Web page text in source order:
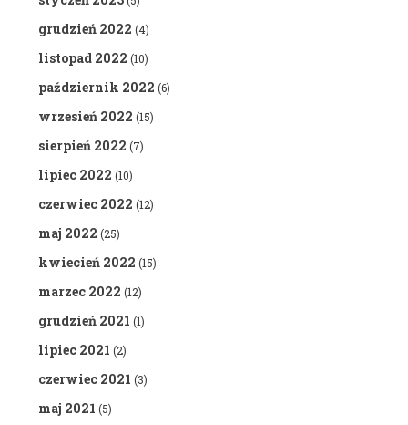
grudzień 2022 (4)
listopad 2022 (10)
październik 2022 (6)
wrzesień 2022 (15)
sierpień 2022 (7)
lipiec 2022 (10)
czerwiec 2022 (12)
maj 2022 (25)
kwiecień 2022 (15)
marzec 2022 (12)
grudzień 2021 (1)
lipiec 2021 (2)
czerwiec 2021 (3)
maj 2021 (5)